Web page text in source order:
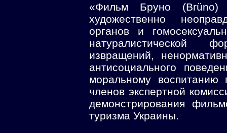
«Фильм Бруно (Brüno)
художественно
органов и
натуралистической
извращений,
антисоциального
моральному
членов экспертной
демонстрирования
туризма Украины.